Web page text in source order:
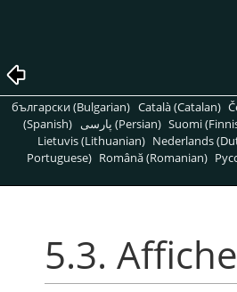
български (Bulgarian) Català (Catalan)
(Spanish)
پارسی (Persian) Suomi
Lietuvis (Lithuanian) Nederlands
Portuguese) Română (Romanian)
5.3.